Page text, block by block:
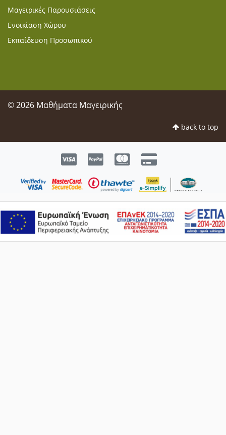
Μαγειρικές Παρουσιάσεις
Ενοικίαση Χώρου
Εκπαίδευση Προσωπικού
© 2026 Μαθήματα Μαγειρικής
back to top